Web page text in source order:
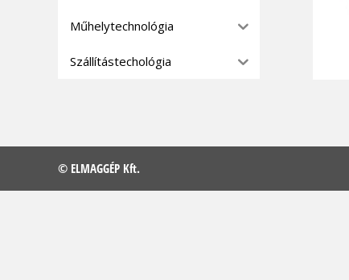
Műhelytechnológia
Szállítástechológia
© ELMAGGÉP Kft.